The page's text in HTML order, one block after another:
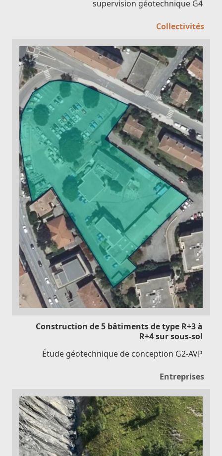
supervision géotechnique G4
Collectivités
Construction de 5 bâtiments de type R+3 à
R+4 sur sous-sol
Étude géotechnique de conception G2-AVP
Entreprises